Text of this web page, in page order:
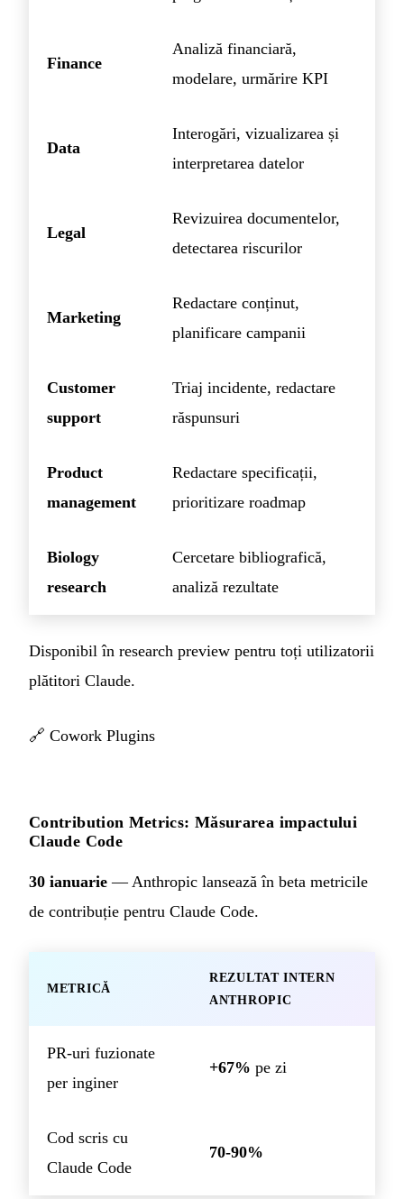
Finance
Analiză financiară,
modelare, urmărire KPI
Data
Interogări, vizualizarea și
interpretarea datelor
Legal
Revizuirea documentelor,
detectarea riscurilor
Marketing
Redactare conținut,
planificare campanii
Customer
support
Triaj incidente, redactare
răspunsuri
Product
management
Redactare specificații,
prioritizare roadmap
Biology
research
Cercetare bibliografică,
analiză rezultate
Disponibil în research preview pentru toți utilizatorii
plătitori Claude.
🔗 Cowork Plugins
Contribution Metrics: Măsurarea impactului
Claude Code
30 ianuarie — Anthropic lansează în beta metricile
de contribuție pentru Claude Code.
METRICĂ
REZULTAT INTERN
ANTHROPIC
PR-uri fuzionate
per inginer
+67% pe zi
Cod scris cu
Claude Code
70-90%